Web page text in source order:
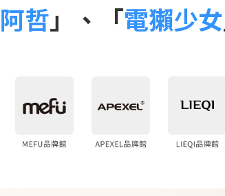
阿哲」、「電獺少女